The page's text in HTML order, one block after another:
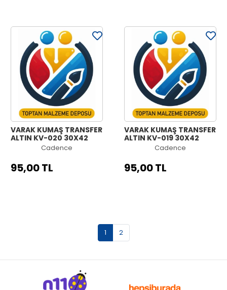
VARAK KUMAŞ TRANSFER
ALTIN KV-020 30X42
Cadence
95,00 TL
VARAK KUMAŞ TRANSFER
ALTIN KV-019 30X42
Cadence
95,00 TL
1 2